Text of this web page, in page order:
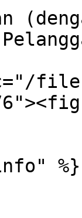
files/
%}